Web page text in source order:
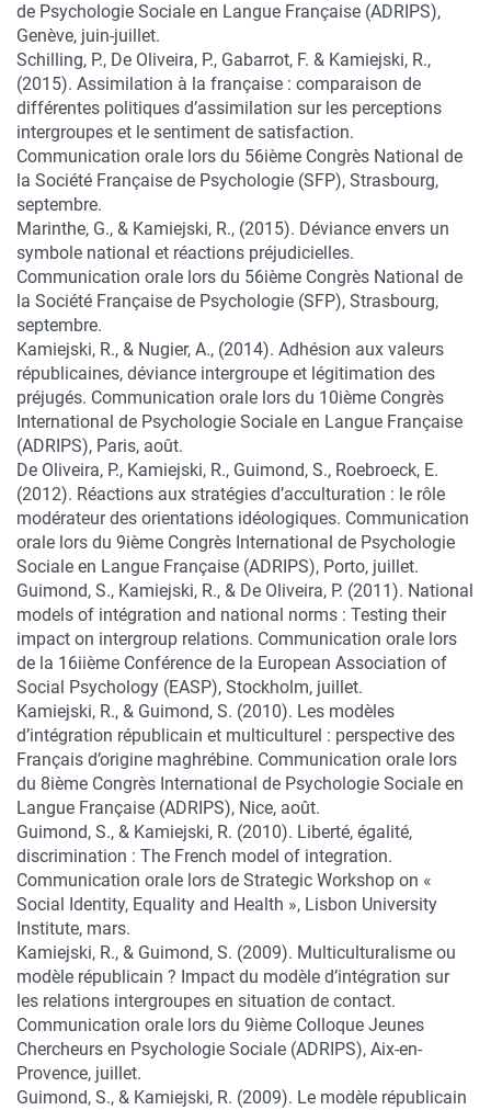
de Psychologie Sociale en Langue Française (ADRIPS),
Genève, juin-juillet.
Schilling, P., De Oliveira, P., Gabarrot, F. & Kamiejski, R.,
(2015). Assimilation à la française : comparaison de
différentes politiques d’assimilation sur les perceptions
intergroupes et le sentiment de satisfaction.
Communication orale lors du 56ième Congrès National de
la Société Française de Psychologie (SFP), Strasbourg,
septembre.
Marinthe, G., & Kamiejski, R., (2015). Déviance envers un
symbole national et réactions préjudicielles.
Communication orale lors du 56ième Congrès National de
la Société Française de Psychologie (SFP), Strasbourg,
septembre.
Kamiejski, R., & Nugier, A., (2014). Adhésion aux valeurs
républicaines, déviance intergroupe et légitimation des
préjugés. Communication orale lors du 10ième Congrès
International de Psychologie Sociale en Langue Française
(ADRIPS), Paris, août.
De Oliveira, P., Kamiejski, R., Guimond, S., Roebroeck, E.
(2012). Réactions aux stratégies d’acculturation : le rôle
modérateur des orientations idéologiques. Communication
orale lors du 9ième Congrès International de Psychologie
Sociale en Langue Française (ADRIPS), Porto, juillet.
Guimond, S., Kamiejski, R., & De Oliveira, P. (2011). National
models of intégration and national norms : Testing their
impact on intergroup relations. Communication orale lors
de la 16iième Conférence de la European Association of
Social Psychology (EASP), Stockholm, juillet.
Kamiejski, R., & Guimond, S. (2010). Les modèles
d’intégration républicain et multiculturel : perspective des
Français d’origine maghrébine. Communication orale lors
du 8ième Congrès International de Psychologie Sociale en
Langue Française (ADRIPS), Nice, août.
Guimond, S., & Kamiejski, R. (2010). Liberté, égalité,
discrimination : The French model of integration.
Communication orale lors de Strategic Workshop on «
Social Identity, Equality and Health », Lisbon University
Institute, mars.
Kamiejski, R., & Guimond, S. (2009). Multiculturalisme ou
modèle républicain ? Impact du modèle d’intégration sur
les relations intergroupes en situation de contact.
Communication orale lors du 9ième Colloque Jeunes
Chercheurs en Psychologie Sociale (ADRIPS), Aix-en-
Provence, juillet.
Guimond, S., & Kamiejski, R. (2009). Le modèle républicain